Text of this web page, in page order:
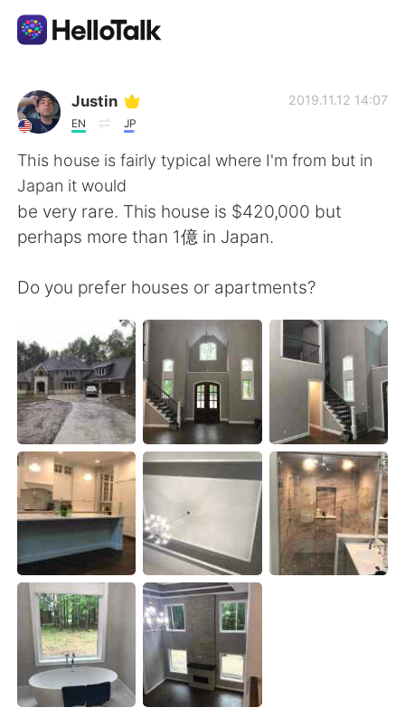
語学交換アプリ
AI Grammar Checker
日本語
Español
العربية Français
Deutsch 한국어
Русский ไทย
Indonesia
Türkçe Tiếng Việt
Português
Justin
EN JP
2019.11.12 14:07
This house is fairly typical where I'm from but in
Japan it would
be very rare. This house is $420,000 but
perhaps more than 1億 in Japan.
Do you prefer houses or apartments?